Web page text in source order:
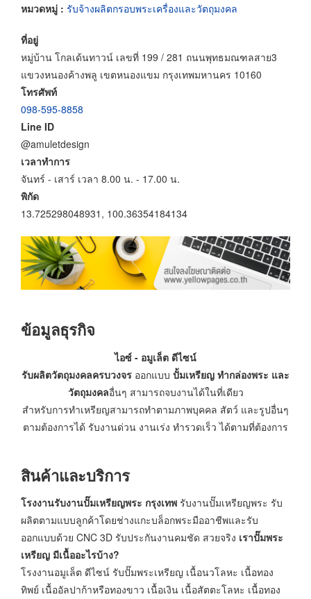
หมวดหมู่ : รับจ้างผลิตกรอบพระเครื่องและวัตถุมงคล
ที่อยู่
หมู่บ้าน โกลเด้นทาวน์ เลขที่ 199 / 281 ถนนพุทธมณฑลสาย3
แขวงหนองค้างพลู เขตหนองแขม กรุงเทพมหานคร 10160
โทรศัพท์
098-595-8858
Line ID
@amuletdesign
เวลาทำการ
จันทร์ - เสาร์ เวลา 8.00 น. - 17.00 น.
พิกัด
13.725298048931, 100.36354184134
ข้อมูลธุรกิจ
ไอซ์ - อมูเล็ต ดีไซน์
รับผลิตวัตถุมงคลครบวงจร ออกแบบ ปั้มเหรียญ ทำกล่องพระ และ
วัตถุมงคลอื่นๆ สามารถจบงานได้ในที่เดียว
สำหรับการทำเหรียญสามารถทำตามภาพบุคคล สัตว์ และรูปอื่นๆ
ตามต้องการได้ รับงานด่วน งานเร่ง ทำรวดเร็ว ได้ตามที่ต้องการ
สินค้าและบริการ
โรงงานรับงานปั๊มเหรียญพระ กรุงเทพ รับงานปั๊มเหรียญพระ รับ
ผลิตตามแบบลูกค้าโดยช่างแกะบล็อกพระมืออาชีพและรับ
ออกแบบด้วย CNC 3D รับประกันงานคมชัด สวยจริง เราปั๊มพระ
เหรียญ มีเนื้ออะไรบ้าง?
โรงงานอมูเล็ต ดีไซน์ รับปั๊มพระเหรียญ เนื้อนวโลหะ เนื้อทอง
ทิพย์ เนื้ออัลปาก้าหรือทองขาว เนื้อเงิน เนื้อสัตตะโลหะ เนื้อทอง